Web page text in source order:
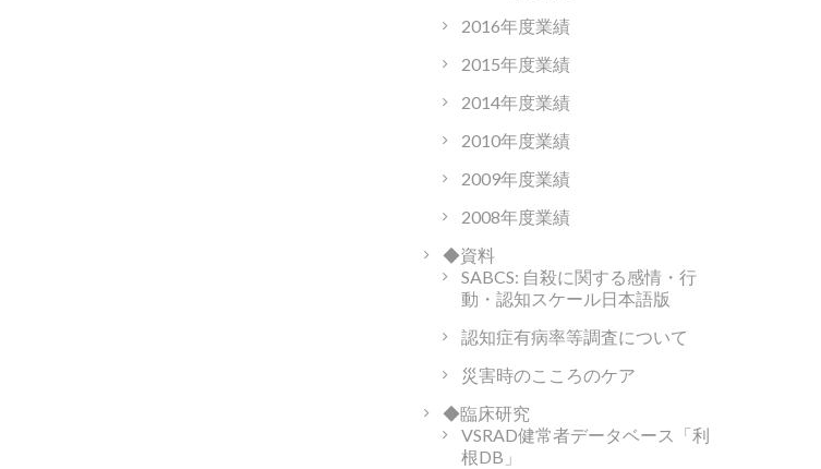
2016年度業績
2015年度業績
2014年度業績
2010年度業績
2009年度業績
2008年度業績
◆資料
SABCS: 自殺に関する感情・行
動・認知スケール日本語版
認知症有病率等調査について
災害時のこころのケア
◆臨床研究
VSRAD健常者データベース「利
根DB」